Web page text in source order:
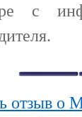
с
отзыв о